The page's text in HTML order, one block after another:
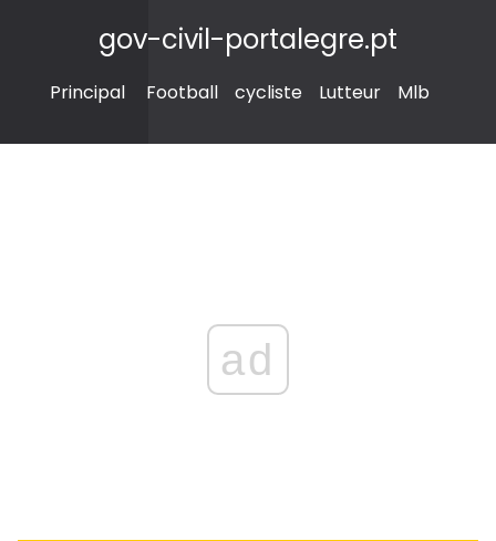
gov-civil-portalegre.pt
Principal Football cycliste Lutteur Mlb
ad